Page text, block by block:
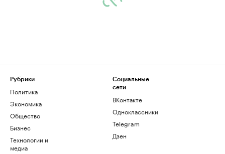
Рубрики
Политика
Экономика
Общество
Бизнес
Технологии и
медиа
Социальные
сети
ВКонтакте
Одноклассники
Telegram
Дзен